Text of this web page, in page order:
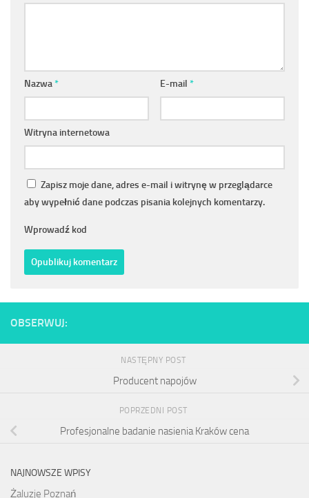
Nazwa* E-mail *
Witryna internetowa
Zapisz moje dane, adres e-mail i witrynę w przeglądarce
aby wypełnić dane podczas pisania kolejnych komentarzy.
Wprowadź kod
OBSERWUJ:
NASTĘPNY POST
Producent napojów
POPRZEDNI POST
Profesjonalne badanie nasienia Kraków cena
NAJNOWSZE WPISY
Żaluzje Poznań